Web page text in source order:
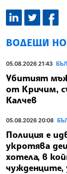
ВОДЕЩИ
05.08.2026 21:43
Убитият
от Кричим,
Калчев
05.08.2026 20:08
Полиция е
укротява
хотела, в
чужденците,